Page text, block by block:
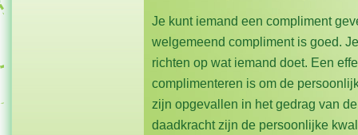
Je kunt iemand een compliment
welgemeend compliment is goed.
richten op wat iemand doet. Een
complimenteren is om de
zijn opgevallen in het gedrag van
daadkracht zijn de persoonlijke